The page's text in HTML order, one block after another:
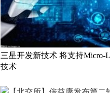
三星开发新技术 将支持Micro-
技术